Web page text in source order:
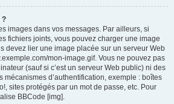
?
images dans vos messages. Par ailleurs, si
fichiers joints, vous pouvez charger une image
devez lier une image placée sur un serveur Web
mon-image.gif. Vous ne pouvez pas
(sauf si c’est un serveur Web public) ni des
mécanismes d’authentification, exemple : boîtes
sites protégés par un mot de passe, etc. Pour
BBCode [img].